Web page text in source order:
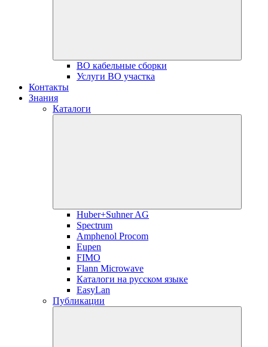
ВО кабельные сборки
Услуги ВО участка
Контакты
Знания
Каталоги
Huber+Suhner AG
Spectrum
Amphenol Procom
Eupen
FIMO
Flann Microwave
Каталоги на русском языке
EasyLan
Публикации